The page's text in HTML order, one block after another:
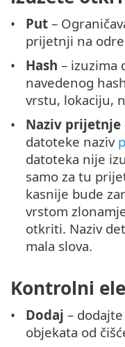
Put –
prijetnji na
Hash – izuzima
navedenog
vrstu, lokaciju,
Naziv prijetnje
datoteke naziv
datoteka nije
samo za tu
kasnije bude
vrstom
otkriti. Naziv
mala slova.
Kontrolni
Dodaj –
objekata od